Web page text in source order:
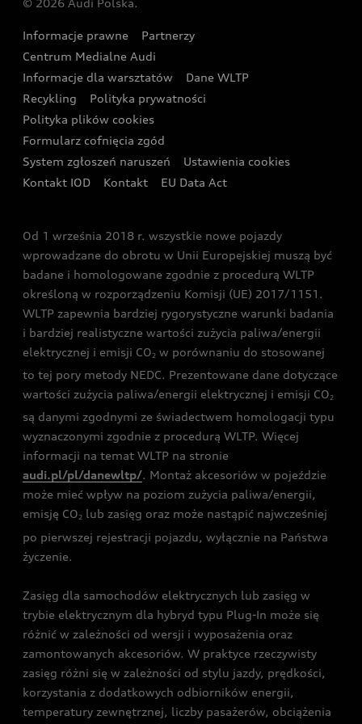
Wyszukaj najbliższego Partnera Audi
Oferta dla przedsiębiorców
Oferta dla klientów prywatnych
Kalkulator rat
Ubezpieczenie
Audi exclusive
Zasięg
Gwarancja
Akcje serwisowe Audi
Katalog online akcesoriów
Audi i Muzeum Sztuki Nowoczesnej w Warszawie
Audi driving experience
Audi quattro Cup
Audi i Puchar Świata w Skokach Narciarskich w
Zakopanem
© 2026 Audi Polska.
Informacje prawne
Partnerzy
Centrum Medialne Audi
Informacje dla warsztatów
Dane WLTP
Recykling
Polityka prywatności
Polityka plików cookies
Formularz cofnięcia zgód
System zgłoszeń naruszeń
Ustawienia cookies
Kontakt IOD
Kontakt EU Data Act
Od 1 września 2018 r. wszystkie nowe pojazdy
wprowadzane do obrotu w Unii Europejskiej muszą być
badane i homologowane zgodnie z procedurą WLTP
określoną w rozporządzeniu Komisji (UE) 2017/1151.
WLTP zapewnia bardziej rygorystyczne warunki badania
i bardziej realistyczne wartości zużycia paliwa/energii
elektrycznej i emisji CO2 w porównaniu do stosowanej
to tej pory metody NEDC. Prezentowane dane dotyczące
wartości zużycia paliwa/energii elektrycznej i emisji CO2
są danymi zgodnymi ze świadectwem homologacji typu
wyznaczonymi zgodnie z procedurą WLTP. Więcej
informacji na temat WLTP na stronie
audi.pl/pl/danewltp/. Montaż akcesoriów w pojeździe
może mieć wpływ na poziom zużycia paliwa/energii,
emisję CO2 lub zasięg oraz może nastąpić najwcześniej
po pierwszej rejestracji pojazdu, wyłącznie na Państwa
życzenie.
Zasięg dla samochodów elektrycznych lub zasięg w
trybie elektrycznym dla hybryd typu Plug-In może się
różnić w zależności od wersji i wyposażenia oraz
zamontowanych akcesoriów. W praktyce rzeczywisty
zasięg różni się w zależności od stylu jazdy, prędkości,
korzystania z dodatkowych odbiorników energii,
temperatury zewnętrznej, liczby pasażerów, obciążenia